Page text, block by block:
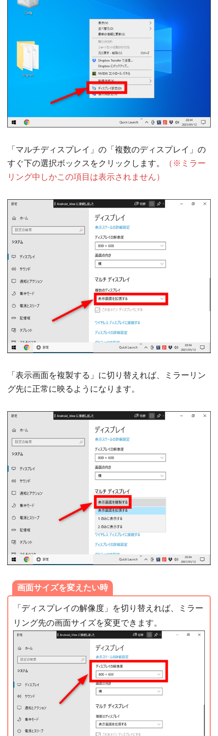
「マルチディスプレイ」の「複数のディスプレイ」の
すぐ下の選択ボックスをクリックします。
（※ミラー
リング中しかこの項目は表示されません）
「表示画面を複製する」に切り替えれば、ミラーリン
グ先に正常に映るようになります。
画面サイズを変えたい時
「ディスプレイの解像度」を切り替えれば、ミラー
リング先の画面サイズを変更できます。